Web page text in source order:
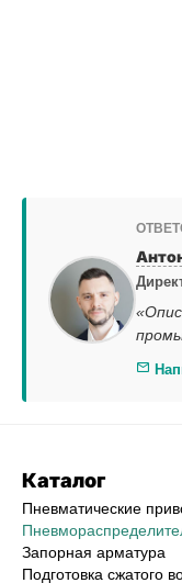
Каталог
Пневматические
Запорная арматура
Подготовка сжатого